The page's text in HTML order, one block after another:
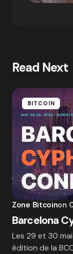
Read Next
BITCOIN
Zone Bitcoinon
Barcelona
Les 29 et 30
édition de la